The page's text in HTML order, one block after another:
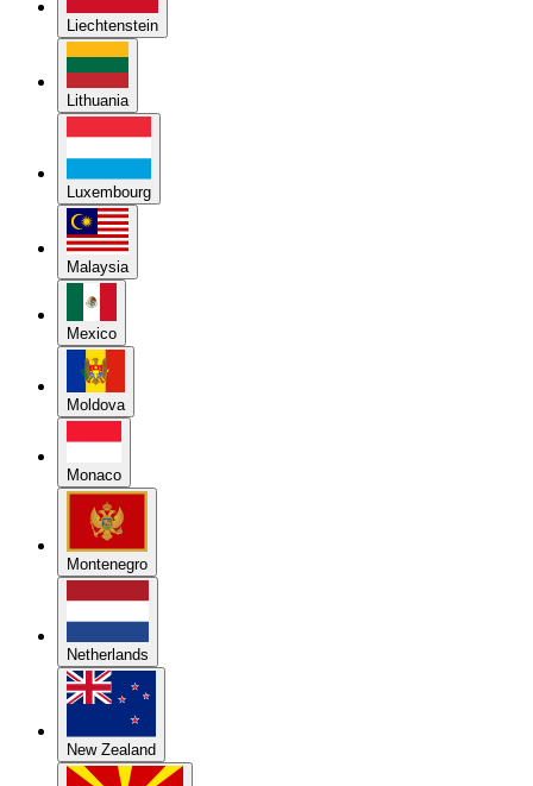
Liechtenstein
Lithuania
Luxembourg
Malaysia
Mexico
Moldova
Monaco
Montenegro
Netherlands
New Zealand